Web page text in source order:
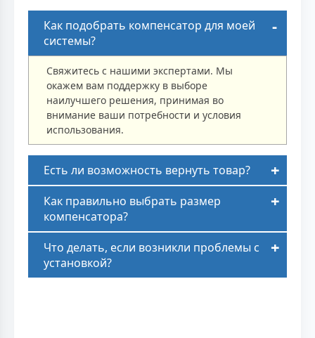
Как подобрать компенсатор для моей
системы?
Свяжитесь с нашими экспертами. Мы
окажем вам поддержку в выборе
наилучшего решения, принимая во
внимание ваши потребности и условия
использования.
Есть ли возможность вернуть товар?
Как правильно выбрать размер
компенсатора?
Что делать, если возникли проблемы с
установкой?